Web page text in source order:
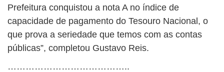
Prefeitura conquistou a nota A no índice de
capacidade de pagamento do Tesouro Nacional, o
que prova a seriedade que temos com as contas
públicas”, completou Gustavo Reis.
…………………………………..